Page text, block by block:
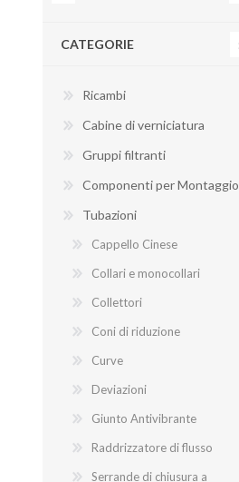
BANCHI ASPIRANTI
CATEGORIE
Ricambi
Cabine di verniciatura
Gruppi filtranti
Componenti per Montaggio
Tubazioni
Cappello Cinese
Collari e monocollari
Collettori
Coni di riduzione
Curve
Deviazioni
Giunto Antivibrante
Raddrizzatore di flusso
Serrande di chiusura a